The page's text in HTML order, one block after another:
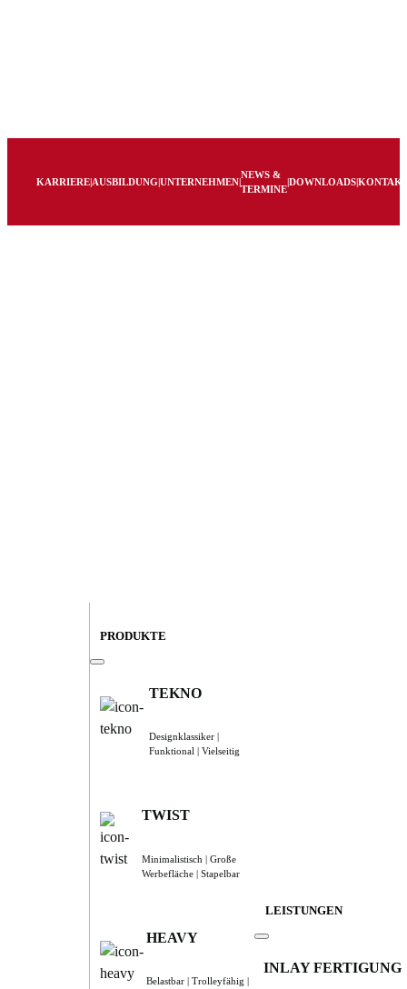
KARRIERE|AUSBILDUNG|UNTERNEHMEN|
NEWS &
TERMINE
|DOWNLOADS|
PRODUKTE
TEKNO
Designklassiker |
Funktional | Vielseitig
TWIST
Minimalistisch | Große
Werbefläche | Stapelbar
HEAVY
Belastbar | Trolleyfähig |
LEISTUNGEN
INLAY FERTIGUNG